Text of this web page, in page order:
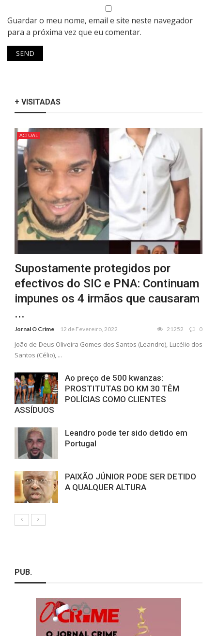
Guardar o meu nome, email e site neste navegador
para a próxima vez que eu comentar.
+ VISITADAS
ACTUAL
Supostamente protegidos por
efectivos do SIC e PNA: Continuam
impunes os 4 irmãos que causaram
...
Jornal O Crime 12 de Fevereiro, 2022 21252 0
João de Deus Oliveira Gomes dos Santos (Leandro), Lucélio dos
Santos (Célio), ...
Ao preço de 500 kwanzas:
PROSTITUTAS DO KM 30 TÊM
POLÍCIAS COMO CLIENTES
ASSÍDUOS
Leandro pode ter sido detido em
Portugal
PAIXÃO JÚNIOR PODE SER DETIDO
A QUALQUER ALTURA
PUB.